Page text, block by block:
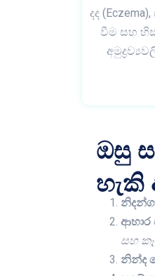
දද
වීම සහ
ඔසු
හැකි
ආහාර
සහ
නින්ද